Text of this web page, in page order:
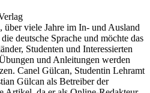
über viele Jahre im In- und Ausland
deutsche Sprache und möchte das
Studenten und Interessierten
und Anleitungen werden
Canel Gülcan, Studentin Lehramt
Gülcan als Betreiber der